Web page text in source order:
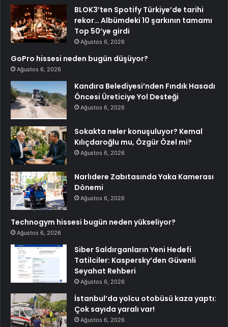
BLOK3’ten Spotify Türkiye’de tarihi
rekor… Albümdeki 10 şarkının tamamı
Top 50’ye girdi
Ağustos 6, 2026
GoPro hissesi neden bugün düşüyor?
Ağustos 6, 2026
Kandıra Belediyesi’nden Fındık Hasadı
Öncesi Üreticiye Yol Desteği
Ağustos 6, 2026
Sokakta neler konuşuluyor? Kemal
Kılıçdaroğlu mu, Özgür Özel mi?
Ağustos 6, 2026
Narlıdere Zabıtasında Yaka Kamerası
Dönemi
Ağustos 6, 2026
Technogym hissesi bugün neden yükseliyor?
Ağustos 6, 2026
Siber Saldırganların Yeni Hedefi
Tatilciler: Kaspersky’den Güvenli
Seyahat Rehberi
Ağustos 6, 2026
İstanbul’da yolcu otobüsü kaza yaptı:
Çok sayıda yaralı var!
Ağustos 6, 2026